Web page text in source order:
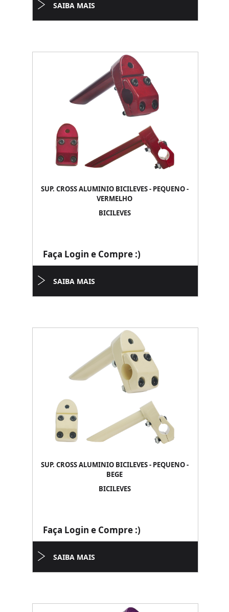
SAIBA MAIS
SUP. CROSS ALUMINIO BICILEVES - PEQUENO -
VERMELHO
BICILEVES
Faça Login e Compre :)
SAIBA MAIS
SUP. CROSS ALUMINIO BICILEVES - PEQUENO -
BEGE
BICILEVES
Faça Login e Compre :)
SAIBA MAIS